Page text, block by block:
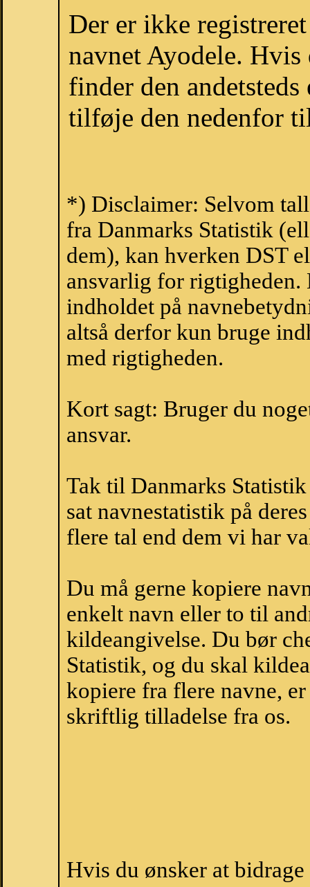
Der er ikke
navnet Ayodele.
finder den
tilføje den nedenfor
*) Disclaimer: Selvom
fra Danmarks Statistik
dem), kan hverken DST
ansvarlig for
indholdet på
altså derfor kun bruge
med rigtigheden.
Kort sagt: Bruger du
ansvar.
Tak til Danmarks
sat navnestatistik på
flere tal end dem vi har
Du må gerne kopiere
enkelt navn eller to til
kildeangivelse. Du bør
Statistik, og du skal
kopiere fra flere navne,
skriftlig tilladelse fra os.
Hvis du ønsker at